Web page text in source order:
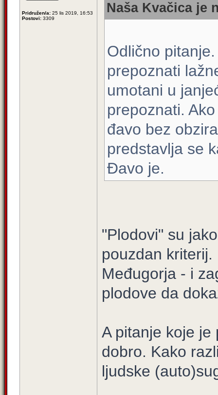
Pridružen/a: 25 lis 2019, 16:53
Postovi: 3309
Naša Kvačica je
Odlično
prepoznati
umotani u
prepoznati.
đavo bez
predstavlja se
Đavo je.
"Plodovi" su
pouzdan
Međugorja - i
plodove da
A pitanje koje je
dobro. Kako
ljudske